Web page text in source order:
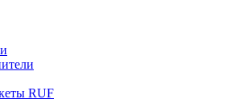
RUF